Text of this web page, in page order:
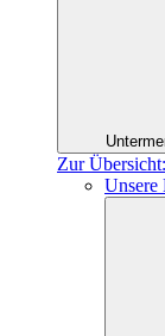
Zur
Unsere